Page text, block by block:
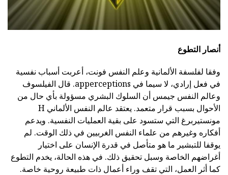
أنصار التطوع
وفقا لفلسفة الألمانية وعلم النفس فونت، أعربت أسباب نفسية
في فعل إرادي، لا سيما في apperceptions. قال الفيلسوف
وعالم النفس جيمس أن السلوك البشري مسؤولة بأي حال من
الأحوال بسبب قرار متعمد. يعتقد عالم النفس الألماني H
مونستيربرغ التي ستسود على بقية العمليات النفسية. ويدعم
أفكاره وغيرهم من علماء النفس الغربيين في ذلك الوقت. لم
يوقفا للتبشير ما هو متأصل في قدرة الإنسان على اختيار
أغراضهم الخاصة وسبل تحقيق ذلك. في هذه الحالة، يخدم التطوع
كما أثر العمل، التي تقف وراء أعمال ذات طبيعة روحية خاصة.